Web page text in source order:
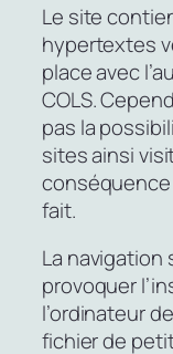
Le site
hypertextes
place avec
COLS.
pas la
sites ainsi
fait.
La
provoquer
l’ordinateur
fichier de